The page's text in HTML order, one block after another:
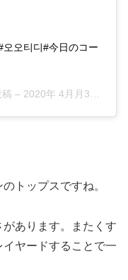
오티디#今日のコー
稿 – 2020年 4月月30日午前4時36分PDT
トップスですね。
あります。またくす
ヤードすることで一